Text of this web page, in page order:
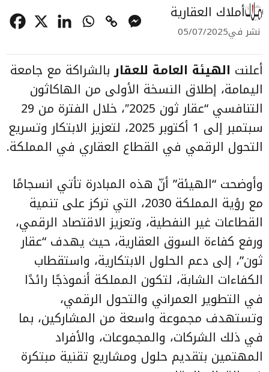
أملاك العقارية
نشر في05/07/2025
أعلنت الهيئة العامة للعقاربالشراكة مع جامعة
اليمامة، إطلاق النسخة الأولى من الهاكاثون
التنافسي “عقار ثون 2025″، خلال الفترة من 29
سبتمبر إلى 1 أكتوبر 2025، لتعزيز الابتكار وتسريع
التحول الرقمي في القطاع العقاري في المملكة.
وأوضحت “الهيئة” أنّ هذه المبادرة تأتي انسجامًا
مع رؤية المملكة 2030، التي تركز على تنمية
القطاعات غير النفطية، وتعزيز الاقتصاد الرقمي،
ورفع كفاءة السوق العقارية، حيث يهدف “عقار
ثون”، إلى دعم الحلول الابتكارية، واستقطاب
الكفاءات الشابة، لتكون المملكة أنموذجًا رائدًا
في التطوير العمراني والتحول الرقمي،
وتستهدف مجموعة واسعة من المشاركين، بما
في ذلك الشركات، والمجموعات، والأفراد
المهتمين بتقديم حلول ومشاريع تقنية مبتكرة